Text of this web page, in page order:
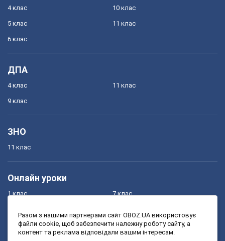
4 клас
5 клас
6 клас
10 клас
11 клас
ДПА
4 клас
9 клас
11 клас
ЗНО
11 клас
Онлайн уроки
1 клас
3 клас
7 клас
9 клас
Разом з нашими партнерами сайт OBOZ.UA використовує
файли cookie, щоб забезпечити належну роботу сайту, а
контент та реклама відповідали вашим інтересам.